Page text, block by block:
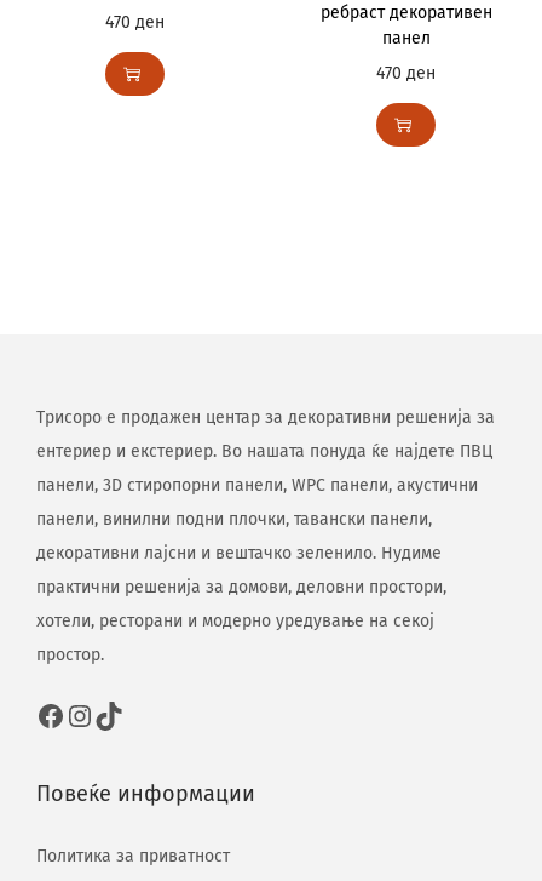
470ден
ребраст декоративен
панел
470ден
Трисоро е продажен центар за декоративни решенија за
ентериер и екстериер. Во нашата понуда ќе најдете ПВЦ
панели, 3D стиропорни панели, WPC панели, акустични
панели, винилни подни плочки, тавански панели,
декоративни лајсни и вештачко зеленило. Нудиме
практични решенија за домови, деловни простори,
хотели, ресторани и модерно уредување на секој
простор.
Повеќе информации
Политика за приватност